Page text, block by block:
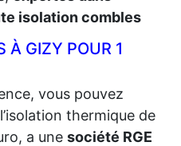
isolation combles
À GIZY POUR 1
vous pouvez
thermique de
a une société RGE